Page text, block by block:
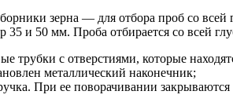
зерна — для отбора проб со
35 и 50 мм. Проба отбирается со всей
трубки с отверстиями, которые
металлический наконечник;
При ее поворачивании